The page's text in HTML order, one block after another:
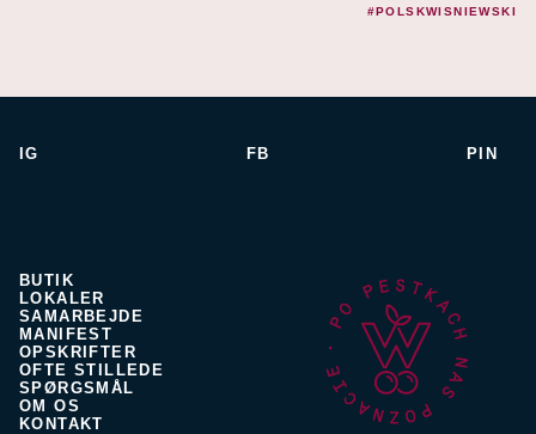
#POLSKWISNIEWSKI
IG FB PIN
BUTIK
LOKALER
SAMARBEJDE
MANIFEST
OPSKRIFTER
OFTE STILLEDE
SPØRGSMÅL
OM OS
KONTAKT